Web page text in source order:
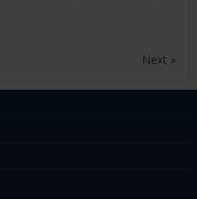
Next »